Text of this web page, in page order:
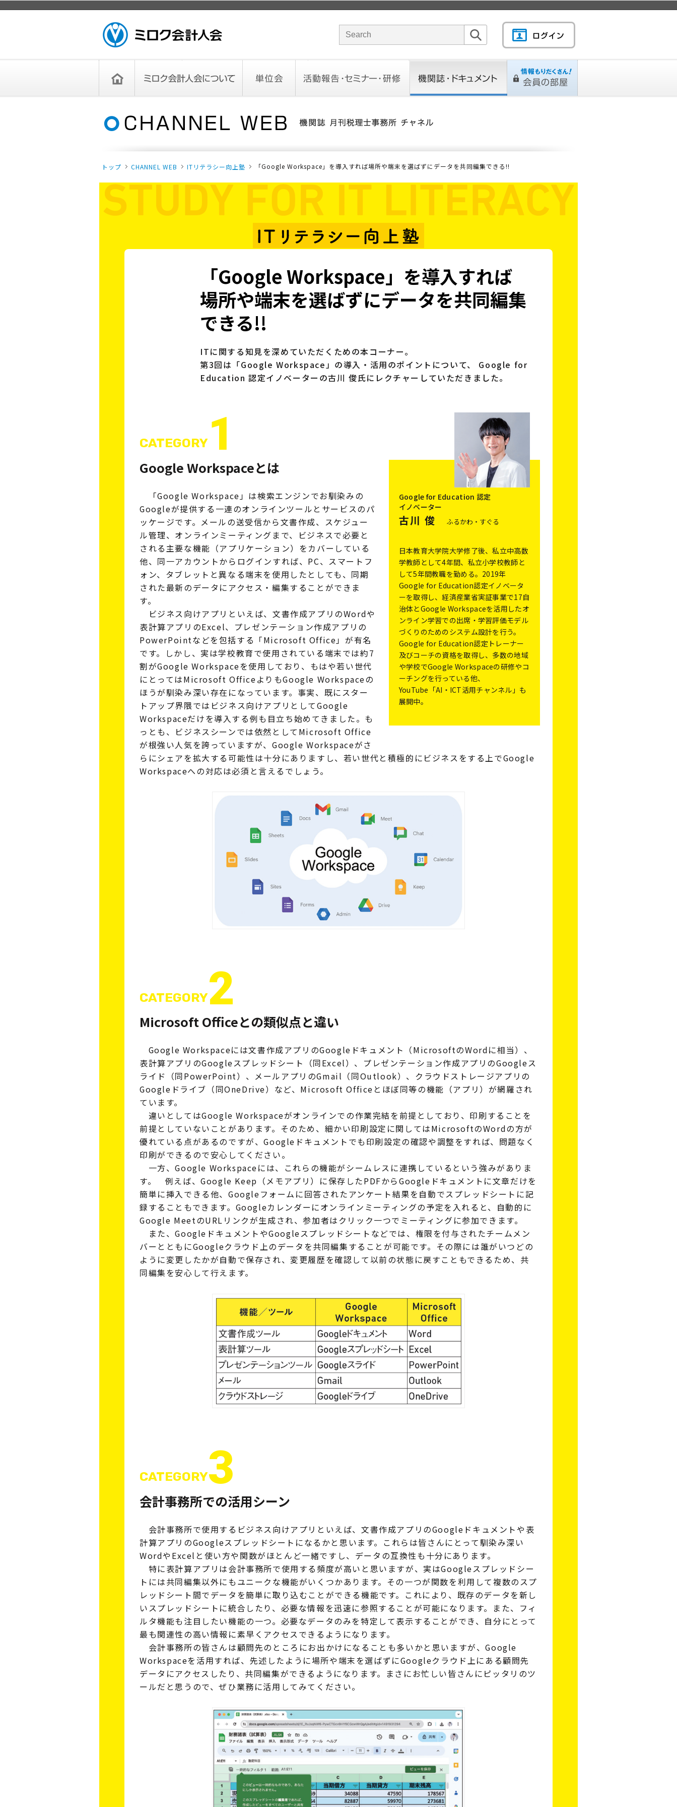
ASSOCIATION
サイト内検索のキーワード
トップ CHANNEL WEB ITリテラシー向上塾 「Google Workspace」を導入すれば場所や端末を選ばずにデータを共同編集できる!!
「Google Workspace」を導入すれば
場所や端末を選ばずにデータを共同編集
できる!!
ITに関する知見を深めていただくための本コーナー。
第3回は「Google Workspace」の導入・活用のポイントについて、 Google for
Education 認定イノベーターの古川 俊氏にレクチャーしていただきました。
Google for Education 認定
イノベーター
古川 俊 ふるかわ・すぐる
日本教育大学院大学修了後、私立中高数
学教師として4年間、私立小学校教師と
して5年間教職を勤める。2019年
Google for Education認定イノベータ
ーを取得し、経済産業省実証事業で17自
治体とGoogle Workspaceを活用したオ
ンライン学習での出席・学習評価モデル
づくりのためのシステム設計を行う。
Google for Education認定トレーナー
及びコーチの資格を取得し、多数の地域
や学校でGoogle Workspaceの研修やコ
ーチングを行っている他、
YouTube「AI・ICT活用チャンネル」も
展開中。
CATEGORY1
Google Workspaceとは
「Google Workspace」は検索エンジンでお馴染みの
Googleが提供する一連のオンラインツールとサービスのパ
ッケージです。メールの送受信から文書作成、スケジュー
ル管理、オンラインミーティングまで、ビジネスで必要と
される主要な機能（アプリケーション）をカバーしている
他、同一アカウントからログインすれば、PC、スマートフ
ォン、タブレットと異なる端末を使用したとしても、同期
された最新のデータにアクセス・編集することができま
す。
ビジネス向けアプリといえば、文書作成アプリのWordや
表計算アプリのExcel、プレゼンテーション作成アプリの
PowerPointなどを包括する「Microsoft Office」が有名
です。しかし、実は学校教育で使用されている端末では約7
割がGoogle Workspaceを使用しており、もはや若い世代
にとってはMicrosoft OfficeよりもGoogle Workspaceの
ほうが馴染み深い存在になっています。事実、既にスター
トアップ界隈ではビジネス向けアプリとしてGoogle
Workspaceだけを導入する例も目立ち始めてきました。も
っとも、ビジネスシーンでは依然としてMicrosoft Office
が根強い人気を誇っていますが、Google Workspaceがさ
らにシェアを拡大する可能性は十分にありますし、若い世代と積極的にビジネスをする上でGoogle
Workspaceへの対応は必須と言えるでしょう。
CATEGORY2
Microsoft Officeとの類似点と違い
Google Workspaceには文書作成アプリのGoogleドキュメント（MicrosoftのWordに相当）、
表計算アプリのGoogleスプレッドシート（同Excel）、プレゼンテーション作成アプリのGoogleス
ライド（同PowerPoint）、メールアプリのGmail（同Outlook）、クラウドストレージアプリの
Googleドライブ（同OneDrive）など、Microsoft Officeとほぼ同等の機能（アプリ）が網羅され
ています。
違いとしてはGoogle Workspaceがオンラインでの作業完結を前提としており、印刷することを
前提としていないことがあります。そのため、細かい印刷設定に関してはMicrosoftのWordの方が
優れている点があるのですが、Googleドキュメントでも印刷設定の確認や調整をすれば、問題なく
印刷ができるので安心してください。
一方、Google Workspaceには、これらの機能がシームレスに連携しているという強みがありま
す。 例えば、Google Keep（メモアプリ）に保存したPDFからGoogleドキュメントに文章だけを
簡単に挿入できる他、Googleフォームに回答されたアンケート結果を自動でスプレッドシートに記
録することもできます。Googleカレンダーにオンラインミーティングの予定を入れると、自動的に
Google MeetのURLリンクが生成され、参加者はクリック一つでミーティングに参加できます。
また、GoogleドキュメントやGoogleスプレッドシートなどでは、権限を付与されたチームメン
バーとともにGoogleクラウド上のデータを共同編集することが可能です。その際には誰がいつどの
ように変更したかが自動で保存され、変更履歴を確認して以前の状態に戻すこともできるため、共
同編集を安心して行えます。
CATEGORY3
会計事務所での活用シーン
会計事務所で使用するビジネス向けアプリといえば、文書作成アプリのGoogleドキュメントや表
計算アプリのGoogleスプレッドシートになるかと思います。これらは皆さんにとって馴染み深い
WordやExcelと使い方や関数がほとんど一緒ですし、データの互換性も十分にあります。
特に表計算アプリは会計事務所で使用する頻度が高いと思いますが、実はGoogleスプレッドシー
トには共同編集以外にもユニークな機能がいくつかあります。その一つが関数を利用して複数のスプ
レッドシート間でデータを簡単に取り込むことができる機能です。これにより、既存のデータを新し
いスプレッドシートに統合したり、必要な情報を迅速に参照することが可能になります。また、フィ
ルタ機能も注目したい機能の一つ。必要なデータのみを特定して表示することができ、自分にとって
最も関連性の高い情報に素早くアクセスできるようになります。
会計事務所の皆さんは顧問先のところにお出かけになることも多いかと思いますが、Google
Workspaceを活用すれば、先述したように場所や端末を選ばずにGoogleクラウド上にある顧問先
データにアクセスしたり、共同編集ができるようになります。まさにお忙しい皆さんにピッタリのツ
ールだと思うので、ぜひ業務に活用してみてください。